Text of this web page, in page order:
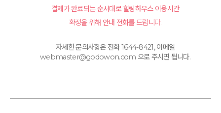
결제가 완료되는 순서대로 힐링하우스 이용시간
확정을 위해 안내 전화를 드립니다.
자세한 문의사항은 전화 1644-8421, 이메일
webmaster@godowon.com 으로 주시면 됩니다.